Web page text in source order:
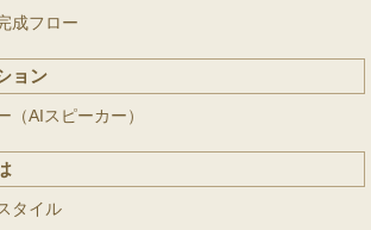
成フロー
ョン
（AIスピーカー）
タイル